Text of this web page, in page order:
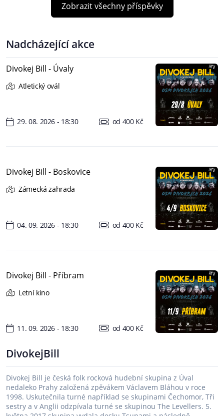
Zobrazit všechny příspěvky
Nadcházející akce
Divokej Bill - Úvaly
Atletický ovál
29. 08. 2026 - 18:30 od 400 Kč
Divokej Bill - Boskovice
Zámecká zahrada
04. 09. 2026 - 18:30 od 400 Kč
Divokej Bill - Příbram
Letní kino
11. 09. 2026 - 18:30 od 400 Kč
DivokejBill
Divokej Bill je česká folk rocková hudební skupina z Úval
nedaleko Prahy založená zpěvákem Václavem Bláhou v roce
1998. Uskutečnila turné například se skupinami Čechomor, Tři
sestry a v Anglii odzpívala turné se skupinou The Levellers. 5.